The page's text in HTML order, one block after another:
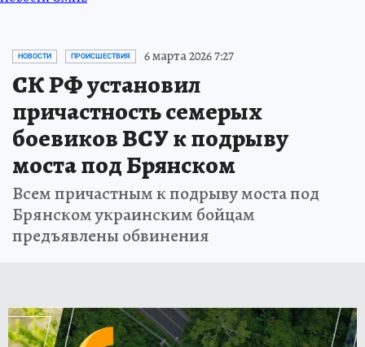
НОВОСТИ ПРОИСШЕСТВИЯ 6 марта 2026 7:27
СК РФ установил
причастность семерых
боевиков ВСУ к подрыву
моста под Брянском
Всем причастным к подрыву моста под
Брянском украинским бойцам
предъявлены обвинения